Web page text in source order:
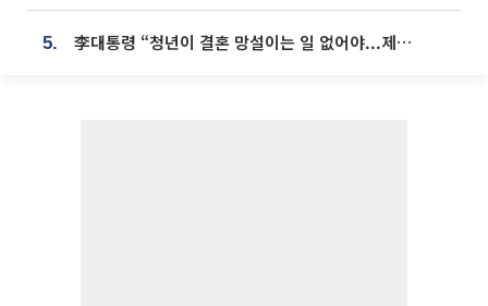
5. 李대통령 “청년이 결혼 망설이는 일 없어야...제도상 불이익 조사”